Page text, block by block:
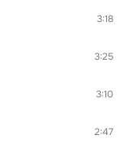
3:18
3:25
3:10
2:47